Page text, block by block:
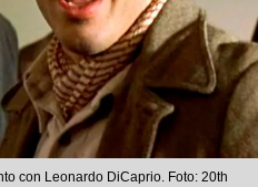
con Leonardo DiCaprio. Foto: 20th